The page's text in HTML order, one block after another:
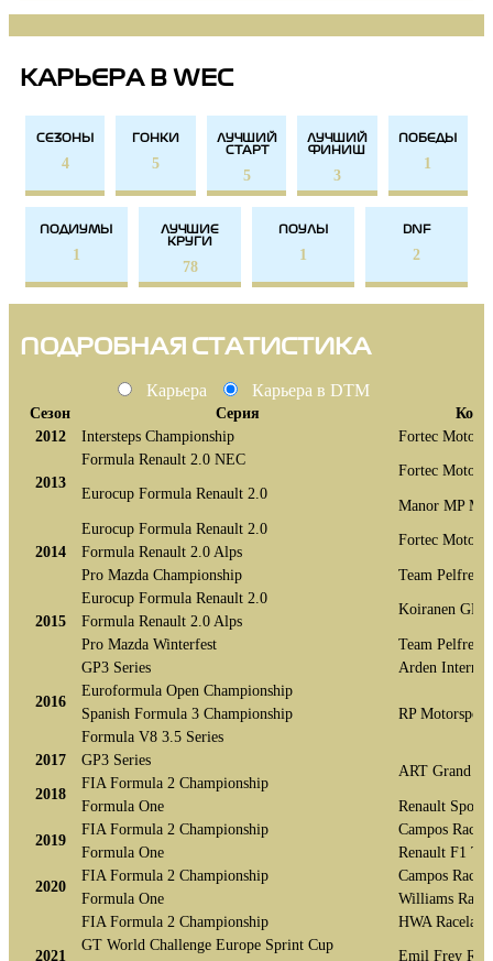
КАРЬЕРА В WEC
СЕЗОНЫ
4
ГОНКИ
5
ЛУЧШИЙ
СТАРТ
5
ЛУЧШИЙ
ФИНИШ
3
ПОБЕДЫ
1
ПОДИУМЫ
1
ЛУЧШИЕ
КРУГИ
78
ПОУЛЫ
1
DNF
2
ПОДРОБНАЯ СТАТИСТИКА
Карьера Карьера в DTM
Сезон Серия
2012
Intersteps Championship Fortec
2013
Formula Renault 2.0 NEC
Fortec
Eurocup Formula Renault 2.0
Manor MP
2014
Eurocup Formula Renault 2.0
Fortec
Formula Renault 2.0 Alps
Pro Mazda Championship
Team Pelfrey
2015
Eurocup Formula Renault 2.0
Koiranen GP
Formula Renault 2.0 Alps
Pro Mazda Winterfest
Team Pelfrey
2016
GP3 Series
Arden
Euroformula Open Championship
RP Motorsport
Spanish Formula 3 Championship
Formula V8 3.5 Series
2017
GP3 Series
ART Grand
2018
FIA Formula 2 Championship
Formula One
Renault Sport
2019
FIA Formula 2 Championship
Campos
Formula One
Renault F1
2020
FIA Formula 2 Championship
Campos
Formula One
Williams
2021
FIA Formula 2 Championship
HWA Racelab
GT World Challenge Europe Sprint Cup
Emil Frey